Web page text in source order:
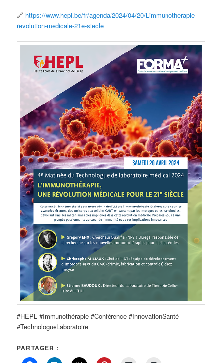
🔗 https://www.hepl.be/fr/agenda/2024/04/20/Limmunotherapie-
revolution-medicale-21e-siecle
#HEPL #Immunothérapie #Conférence #InnovationSanté
#TechnologueLaboratoire
PARTAGER :